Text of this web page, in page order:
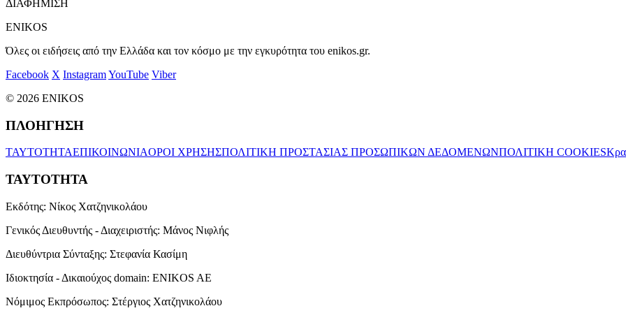
ΔΙΑΦΗΜΙΣΗ
ENIKOS
Όλες οι ειδήσεις από την Ελλάδα και τον κόσμο με την εγκυρότητα του enikos.gr.
Facebook X InstagramYouTube Viber
© 2026 ENIKOS
ΠΛΟΗΓΗΣΗ
ΤΑΥΤΟΤΗΤΑΕΠΙΚΟΙΝΩΝΙΑΟΡΟΙ ΧΡΗΣΗΣΠΟΛΙΤΙΚΗ ΠΡΟΣΤΑΣΙΑΣ ΠΡΟΣΩΠΙΚΩΝ ΔΕΔΟΜΕΝΩΝΠΟΛΙΤΙΚΗ COOKIES
ΤΑΥΤΟΤΗΤΑ
Εκδότης: Νίκος Χατζηνικολάου
Γενικός Διευθυντής - Διαχειριστής: Μάνος Νιφλής
Διευθύντρια Σύνταξης: Στεφανία Κασίμη
Ιδιοκτησία - Δικαιούχος domain: ENIKOS AE
Νόμιμος Εκπρόσωπος: Στέργιος Χατζηνικολάου